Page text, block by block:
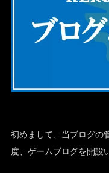
初めまして、当ブログの
度、ゲームブログを開設